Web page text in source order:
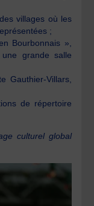
villages où les
;
Bourbonnais »,
une grande salle
Gauthier-Villars,
de répertoire
culturel global